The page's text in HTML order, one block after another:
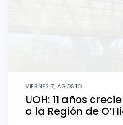
VIERNES 7, AGOSTO
UOH: 11 años
a la Región de